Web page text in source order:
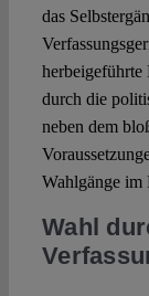
das
herbeigeführte
durch die
neben dem
Wahlgänge im
Wahl